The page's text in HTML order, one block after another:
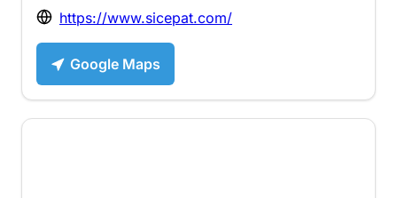
https://www.sicepat.com/
Google Maps